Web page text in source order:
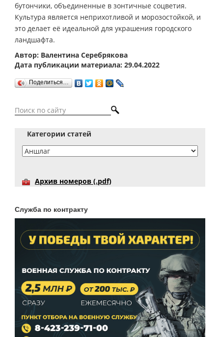
бутончики, объединенные в зонтичные соцветия.
Культура является неприхотливой и морозостойкой, и
это делает её идеальной для украшения городского
ландшафта.
Автор: Валентина Серебрякова
Дата публикации материала: 29.04.2022
Поделиться…
Категории статей
Архив номеров (.pdf)
Служба по контракту